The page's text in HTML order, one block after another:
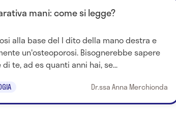
mani: come si legge?
alla base del I dito della mano destra e
un'osteoporosi. Bisognerebbe sapere
te, ad es quanti anni hai, se...
Dr.ssa Anna Merchionda